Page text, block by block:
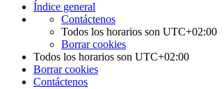
Índice general
Contáctenos
Todos los horarios son UTC+02:00
Borrar cookies
Todos los horarios son UTC+02:00
Borrar cookies
Contáctenos